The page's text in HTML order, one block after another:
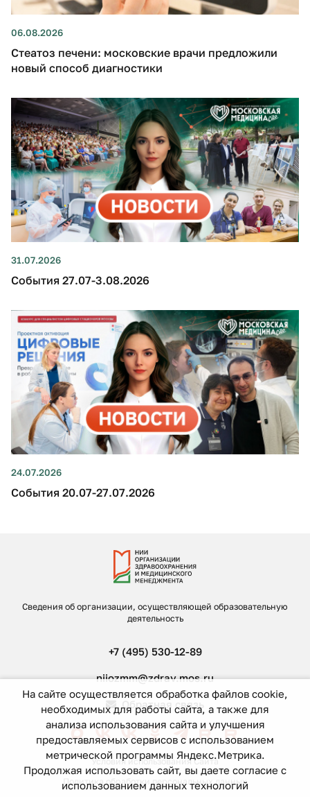
06.08.2026
Стеатоз печени: московские врачи предложили
новый способ диагностики
31.07.2026
События 27.07-3.08.2026
24.07.2026
События 20.07-27.07.2026
Сведения об организации, осуществляющей образовательную
деятельность
+7 (495) 530-12-89
niiozmm@zdrav.mos.ru
Обратная связь
Условия использования Сайта
Политика обработки персональных данных
На сайте осуществляется обработка файлов cookie,
необходимых для работы сайта, а также для
анализа использования сайта и улучшения
предоставляемых сервисов с использованием
метрической программы Яндекс.Метрика.
Продолжая использовать сайт, вы даете согласие с
использованием данных технологий